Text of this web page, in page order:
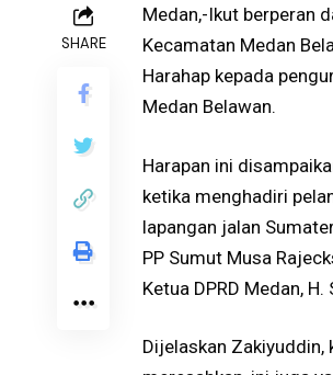
SHARE
Medan,-Ikut berperan
Kecamatan Medan
Harahap kepada
Medan Belawan.
Harapan ini
ketika menghadiri
lapangan jalan
PP Sumut Musa
Ketua DPRD Medan,
Dijelaskan